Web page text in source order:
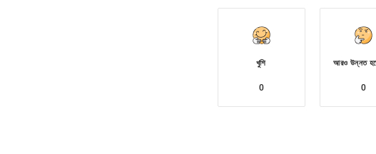
খুশি
0
আরও উন্নত
0